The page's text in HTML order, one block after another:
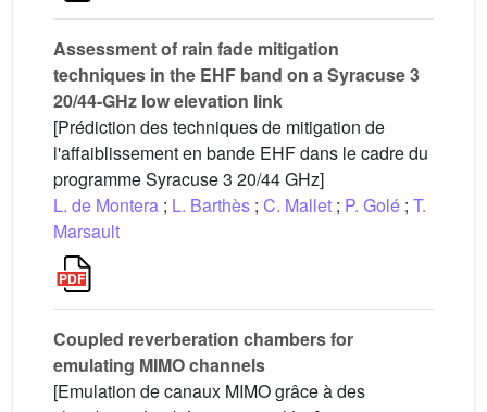
Assessment of rain fade mitigation
techniques in the EHF band on a Syracuse 3
20/44-GHz low elevation link
[Prédiction des techniques de mitigation de
l'affaiblissement en bande EHF dans le cadre du
programme Syracuse 3 20/44 GHz]
L. de Montera ; L. Barthès ; C. Mallet ; P. Golé ; T.
Marsault
Coupled reverberation chambers for
emulating MIMO channels
[Emulation de canaux MIMO grâce à des